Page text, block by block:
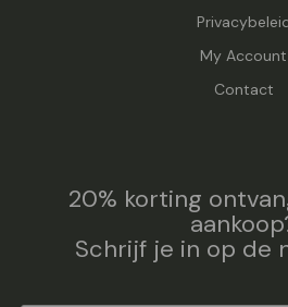
My Account
Contact
20% korting
Schrijf je in op de